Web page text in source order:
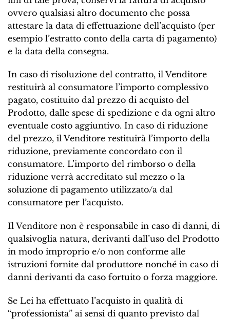
ovvero qualsiasi altro documento che possa
attestare la data di effettuazione dell’acquisto (per
esempio l’estratto conto della carta di pagamento)
e la data della consegna.
In caso di risoluzione del contratto, il Venditore
restituirà al consumatore l’importo complessivo
pagato, costituito dal prezzo di acquisto del
Prodotto, dalle spese di spedizione e da ogni altro
eventuale costo aggiuntivo. In caso di riduzione
del prezzo, il Venditore restituirà l’importo della
riduzione, previamente concordato con il
consumatore. L’importo del rimborso o della
riduzione verrà accreditato sul mezzo o la
soluzione di pagamento utilizzato/a dal
consumatore per l’acquisto.
Il Venditore non è responsabile in caso di danni, di
qualsivoglia natura, derivanti dall’uso del Prodotto
in modo improprio e/o non conforme alle
istruzioni fornite dal produttore nonché in caso di
danni derivanti da caso fortuito o forza maggiore.
Se Lei ha effettuato l’acquisto in qualità di
“professionista” ai sensi di quanto previsto dal